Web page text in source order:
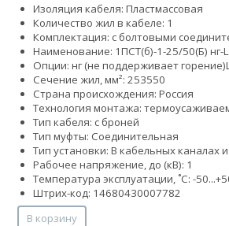
Изоляция кабеля: Пластмассовая
Количество жил в кабеле: 1
Комплектация: с болтовыми
Наименование: 1ПСТ(б)-1-25/50(Б) нг-
Опции: нг (не поддерживает горение)
Сечение жил, мм²: 253550
Страна происхождения: Россия
Технология монтажа:
Тип кабеля: с броней
Тип муфты: Соединительная
Тип установки: В кабельных каналах и
Рабочее напряжение, до (кВ): 1
Температура эксплуатации, ˚С: -
Штрих-код: 14680430007782
В корзину